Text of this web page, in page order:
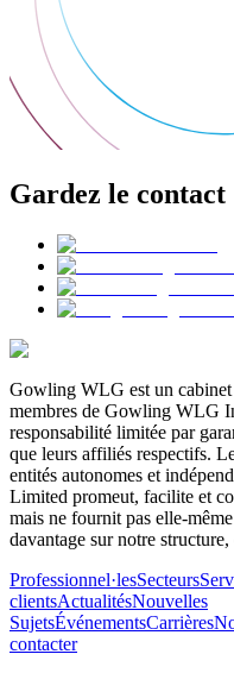
Gardez le contact
Gowling WLG est un
membres de Gowling WLG
responsabilité limitée par
que leurs affiliés respectifs.
entités autonomes et
Limited promeut, facilite et
mais ne fournit pas elle-
davantage sur notre
Professionnel·lesSecteurs
clientsActualitésNouvelles
SujetsÉvénementsCarrières
contacter